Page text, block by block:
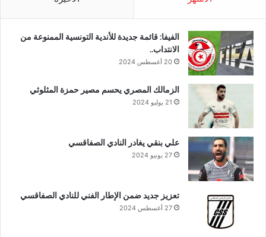
الفيفا: قائمة جديدة للأندية التونسية الممنوعة من
الانتداب..
20 أغسطس 2024
الزمالك المصري يحسم مصير حمزة المثلوثي
21 يوليو 2024
علي بنقي يغادر النادي الصفاقسي
27 يونيو 2024
تعزيز جديد ضمن الإطار الفني للنادي الصفاقسي
27 أغسطس 2024